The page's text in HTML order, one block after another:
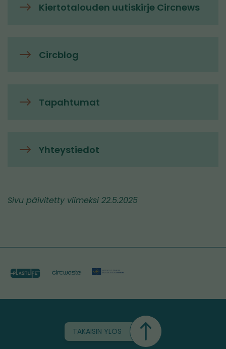
Kiertotalouden uutiskirje Circnews
Circblog
Tapahtumat
Yhteystiedot
Sivu päivitetty viimeksi 22.5.2025
TAKAISIN YLÖS